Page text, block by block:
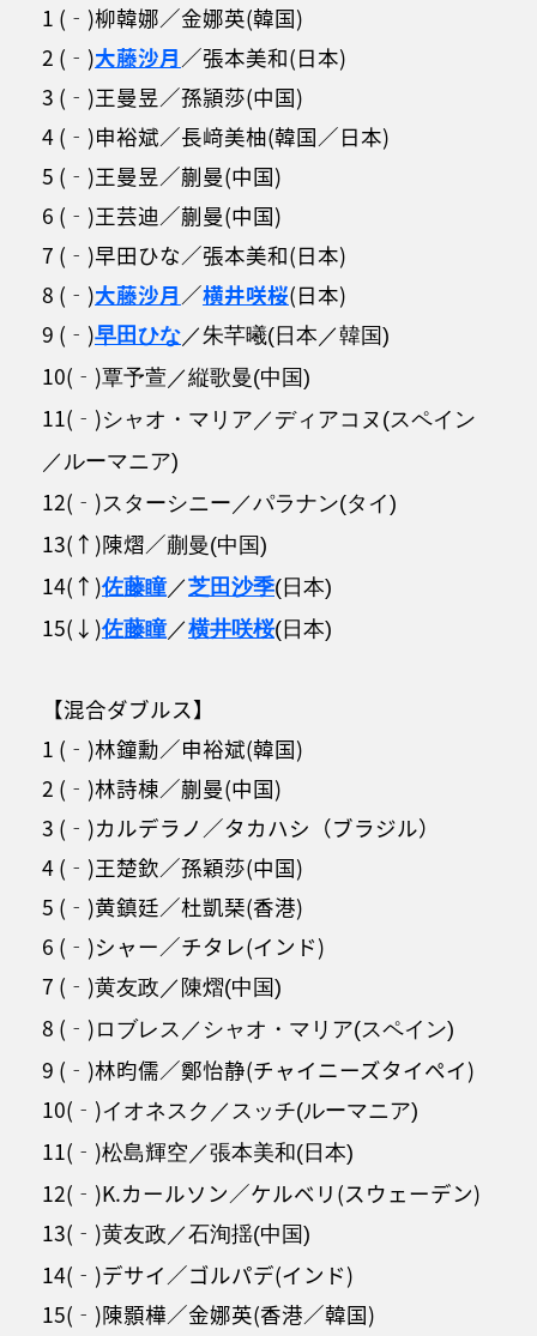
1 (‐)柳韓娜／金娜英(韓国)
2 (‐)大藤沙月 ／張本美和(日本)
3 (‐)王曼昱／孫頴莎(中国)
4 (‐)申裕斌／長﨑美柚(韓国／日本)
5 (‐)王曼昱／蒯曼(中国)
6 (‐)王芸迪／蒯曼(中国)
7 (‐)早田ひな／張本美和(日本)
8 (‐)大藤沙月 ／横井咲桜(日本)
9 (‐)早田ひな ／朱芊曦(日本／韓国)
10(‐)覃予萱／縦歌曼(中国)
11(‐)シャオ・マリア／ディアコヌ(スペイン
／ルーマニア)
12(‐) スターシニー／パラナン(タイ)
13(↑)陳熠／蒯曼(中国)
14(↑)佐藤瞳／芝田沙季(日本)
15(↓)佐藤瞳／横井咲桜(日本)
【混合ダブルス】
1 (‐)林鐘勳／申裕斌(韓国)
2 (‐)林詩棟／蒯曼(中国)
3 (‐)カルデラノ／タカハシ（ブラジル）
4 (‐)王楚欽／孫穎莎(中国)
5 (‐)黄鎮廷／杜凱琹(香港)
6 (‐)シャー／チタレ(インド)
7 (‐)黄友政／陳熠(中国)
8 (‐) ロブレス／シャオ・マリア(スペイン)
9 (‐)林昀儒／鄭怡静(チャイニーズタイペイ)
10(‐)イオネスク／スッチ(ルーマニア)
11(‐)松島輝空／張本美和(日本)
12(‐)K.カールソン／ケルベリ(スウェーデン)
13(‐)黄友政／石洵揺(中国)
14(‐)デサイ／ゴルパデ(インド)
15(‐)陳顥樺／金娜英(香港／韓国)